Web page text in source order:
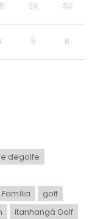
29 30
5 6
degolfe
Família
golf
itanhangá Golf